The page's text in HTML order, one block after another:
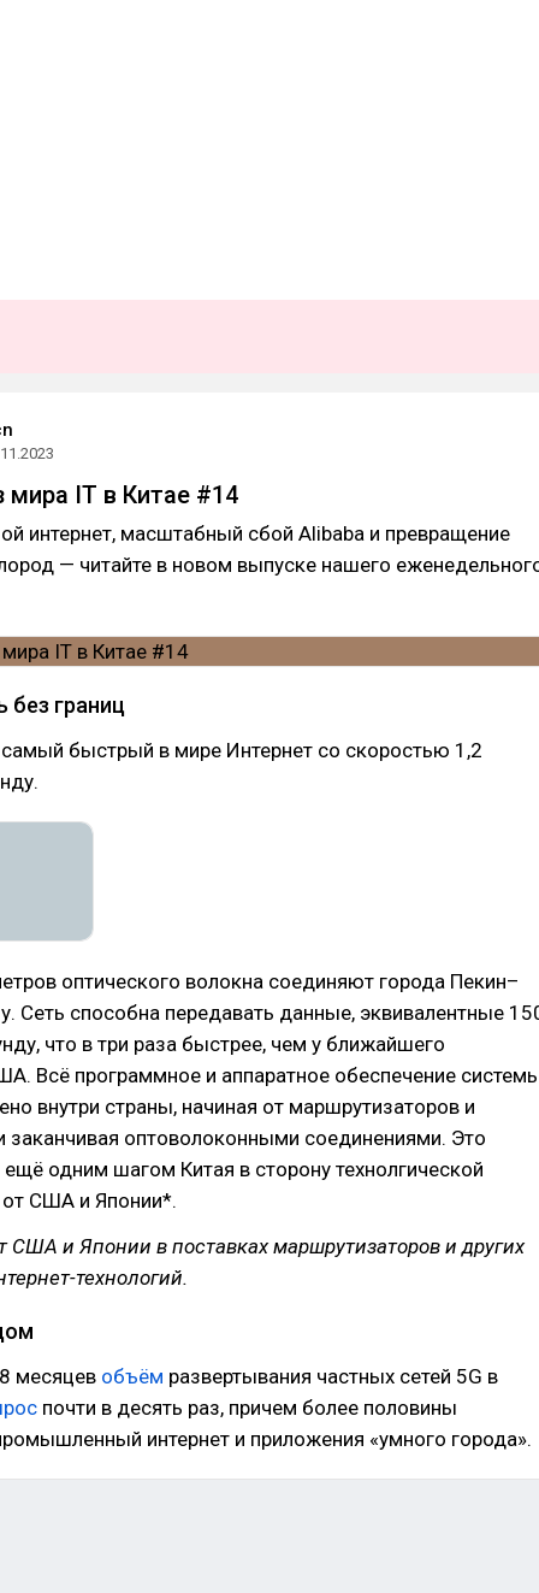
IT в Китае #14
интернет, масштабный сбой Alibaba и превращение
— читайте в новом выпуске нашего
без границ
быстрый в мире Интернет со скоростью 1,2
оптического волокна соединяют города Пекин–
Сеть способна передавать данные, эквивалентные
что в три раза быстрее, чем у ближайшего
Всё программное и аппаратное обеспечение
внутри страны, начиная от маршрутизаторов и
заканчивая оптоволоконными соединениями. Это
ещё одним шагом Китая в сторону технолгической
от США и Японии*.
США и Японии в поставках маршрутизаторов и других
технологий.
месяцев объём развертывания частных сетей 5G в
почти в десять раз, причем более половины
интернет и приложения «умного города».